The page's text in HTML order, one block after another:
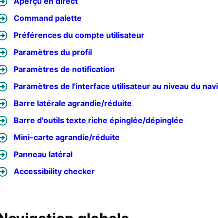
Command palette
Préférences du compte utilisateur
Paramètres du profil
Paramètres de notification
Paramètres de l'interface utilisateur au niveau du
Barre latérale agrandie/réduite
Barre d'outils texte riche épinglée/dépinglée
Mini-carte agrandie/réduite
Panneau latéral
Accessibility checker